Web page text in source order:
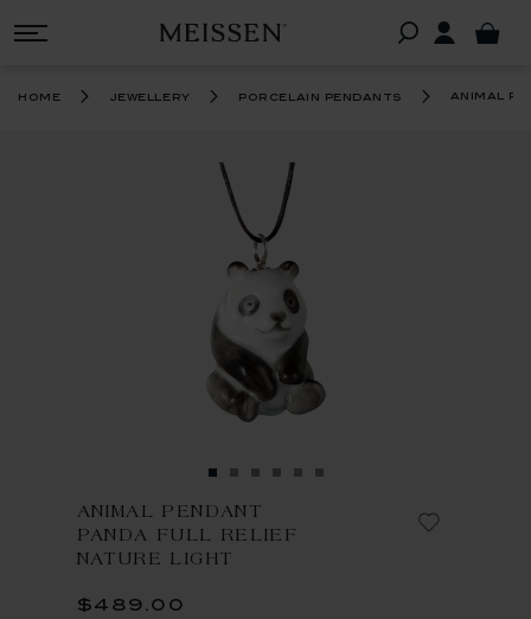
home jewellery porcelain pendants animal
ANIMAL PENDANT
PANDA FULL RELIEF
NATURE LIGHT
$489.00